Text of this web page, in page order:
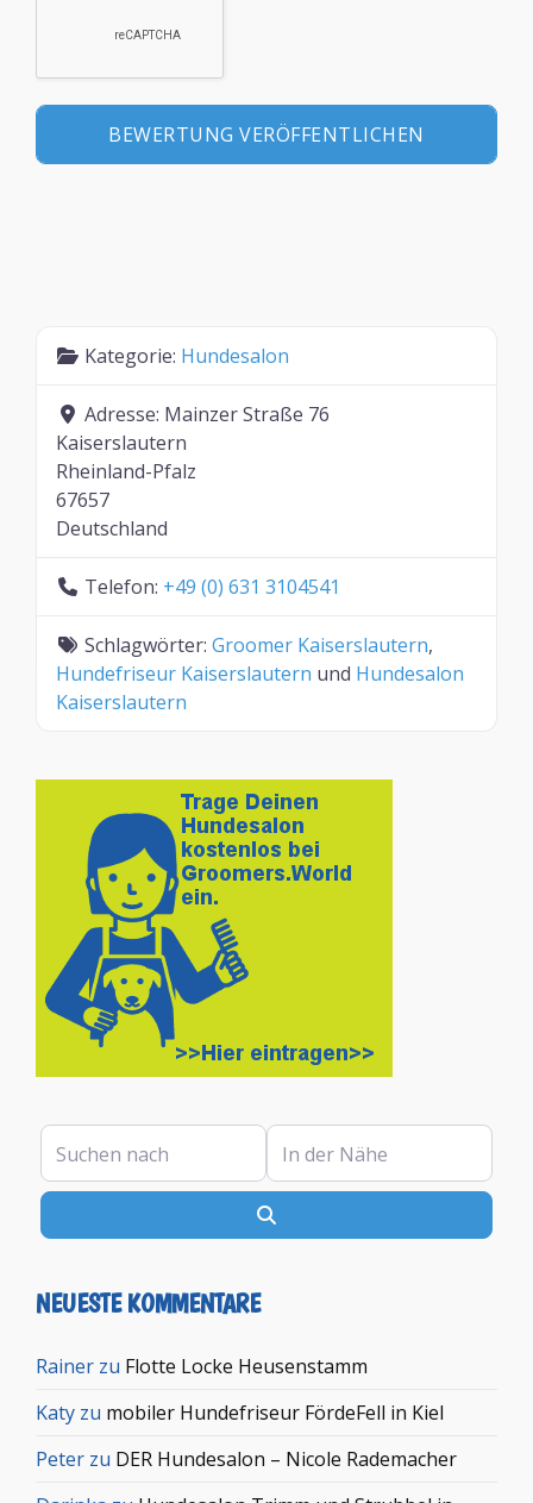
Kategorie: Hundesalon
Adresse: Mainzer Straße 76
Kaiserslautern
Rheinland-Pfalz
67657
Deutschland
Telefon: +49 (0) 631 3104541
Schlagwörter: Groomer Kaiserslautern,
Hundefriseur Kaiserslautern und Hundesalon
Kaiserslautern
Suchen nach In der Nähe
NEUESTE KOMMENTARE
Rainer zu Flotte Locke Heusenstamm
Katy zu mobiler Hundefriseur FördeFell in Kiel
Peter zu DER Hundesalon – Nicole Rademacher